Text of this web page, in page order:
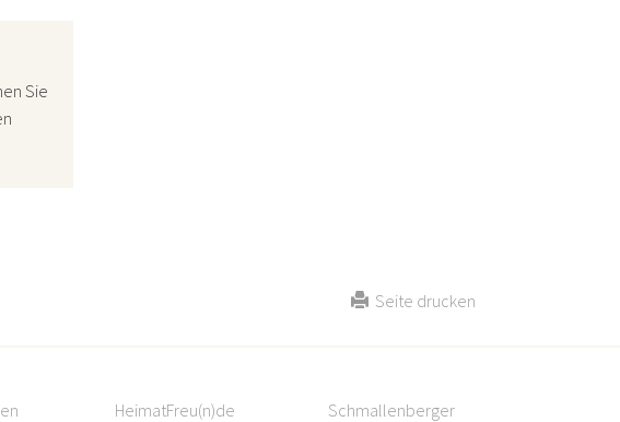
Sie
Seite drucken
HeimatFreu(n)de
Schmallenberger